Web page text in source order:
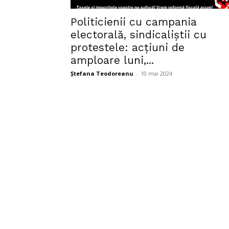
Politicienii cu campania
electorală, sindicaliștii cu
protestele: acțiuni de
amploare luni,...
Ștefana Teodoreanu - 10 mai 2024